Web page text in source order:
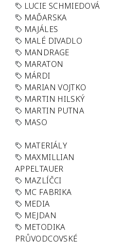
LUCIE SCHMIEDOVÁ
MAĎARSKA
MAJÁLES
MALÉ DIVADLO
MANDRAGE
MARATON
MÁRDI
MARIAN VOJTKO
MARTIN HILSKÝ
MARTIN PUTNA
MASO
MATERIÁLY
MAXMILLIAN
APPELTAUER
MAZLÍČCI
MC FABRIKA
MEDIA
MEJDAN
METODIKA
PRŮVODCOVSKÉ